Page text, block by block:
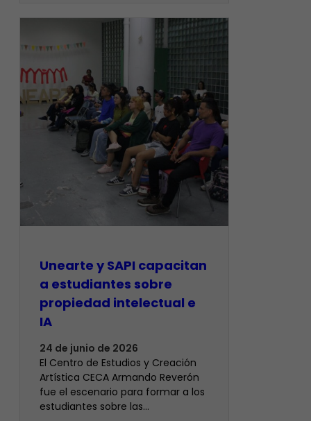
Unearte y SAPI capacitan
a estudiantes sobre
propiedad intelectual e
IA
24 de junio de 2026
El Centro de Estudios y Creación
Artística CECA Armando Reverón
fue el escenario para formar a los
estudiantes sobre las…